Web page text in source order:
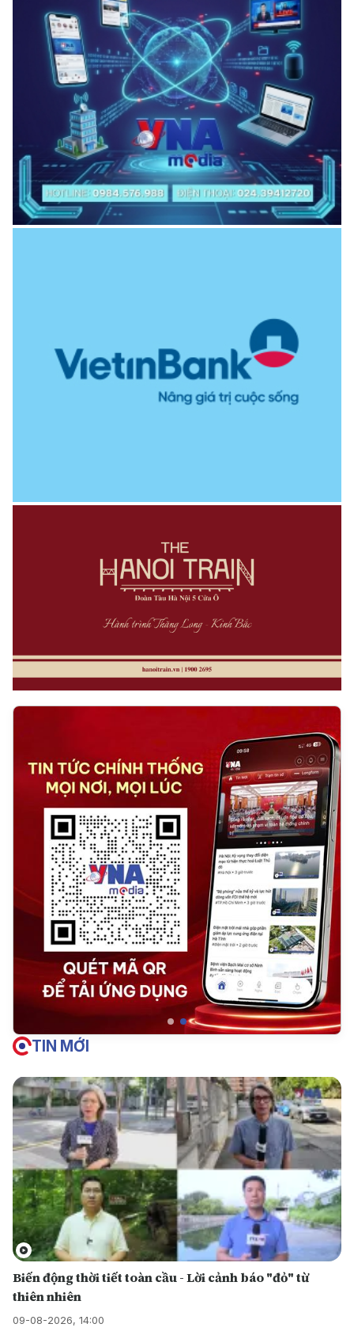
TIN MỚI
Biến động thời tiết toàn cầu - Lời cảnh báo "đỏ" từ
thiên nhiên
09-08-2026, 14:00